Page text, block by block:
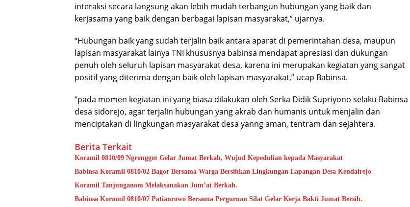
interaksi secara langsung akan lebih mudah terbangun hubungan yang baik dan
kerjasama yang baik dengan berbagai lapisan masyarakat,” ujarnya.
“Hubungan baik yang sudah terjalin baik antara aparat di pemerintahan desa, maupun
lapisan masyarakat lainya TNI khususnya babinsa mendapat apresiasi dan dukungan
penuh oleh seluruh lapisan masyarakat desa, karena ini merupakan kegiatan yang sangat
positif yang diterima dengan baik oleh lapisan masyarakat,” ucap Babinsa.
“pada momen kegiatan ini yang biasa dilakukan oleh Serka Didik Supriyono selaku Babinsa
desa sidorejo, agar terjalin hubungan yang akrab dan humanis untuk menjalin dan
menciptakan di lingkungan masyarakat desa yanng aman, tentram dan sejahtera.
Berita Terkait
Koramil 0810/09 Ngronggot Gelar Jumat Berkah, Wujud Kepedulian kepada Masyarakat
Babinsa Koramil 0810/02 Bagor Bersama Warga Bersihkan Lingkungan Lapangan Desa Kendalrejo
Koramil Tanjunganom Melaksanakan Jum’at Berkah.
Babinsa Koramil 0810/07 Patianrowo Bersama Perguruan Silat Gelar Kerja Bakti Jumat Bersih.